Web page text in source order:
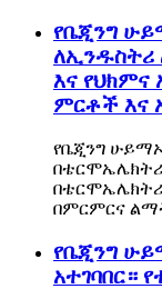
የቤጂንግ
ለኢንዱስትሪ
እና
ምርቶች እና
የቤጂንግ
በምርምርና
የቤጂንግ